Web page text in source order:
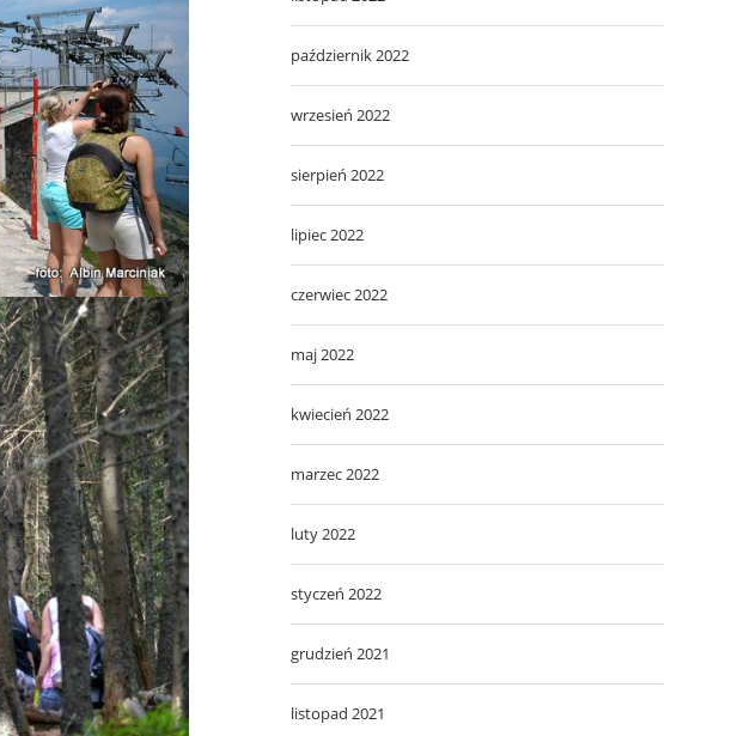
październik 2022
wrzesień 2022
sierpień 2022
lipiec 2022
czerwiec 2022
maj 2022
kwiecień 2022
marzec 2022
luty 2022
styczeń 2022
grudzień 2021
listopad 2021